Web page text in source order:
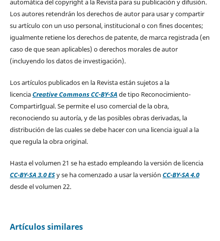
automática del copyright a la Revista para su publicación y difusión.
Los autores retendrán los derechos de autor para usar y compartir
su artículo con un uso personal, institucional o con fines docentes;
igualmente retiene los derechos de patente, de marca registrada (en
caso de que sean aplicables) o derechos morales de autor
(incluyendo los datos de investigación).
Los artículos publicados en la Revista están sujetos a la
licenciaCreative Commons CC-BY-SAde tipo Reconocimiento-
CompartirIgual. Se permite el uso comercial de la obra,
reconociendo su autoría, y de las posibles obras derivadas, la
distribución de las cuales se debe hacer con una licencia igual a la
que regula la obra original.
Hasta el volumen 21 se ha estado empleando la versión de licencia
CC-BY-SA 3.0 ESy se ha comenzado a usar la versión CC-BY-SA 4.0
desde el volumen 22.
Artículos similares